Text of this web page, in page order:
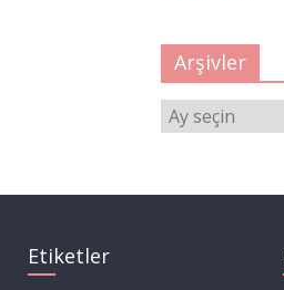
Arşivler
Arşivler
Etiketler